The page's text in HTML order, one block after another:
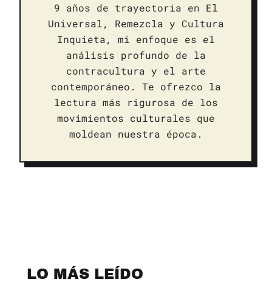
9 años de trayectoria en El
Universal, Remezcla y Cultura
Inquieta, mi enfoque es el
análisis profundo de la
contracultura y el arte
contemporáneo. Te ofrezco la
lectura más rigurosa de los
movimientos culturales que
moldean nuestra época.
LO MÁS LEÍDO